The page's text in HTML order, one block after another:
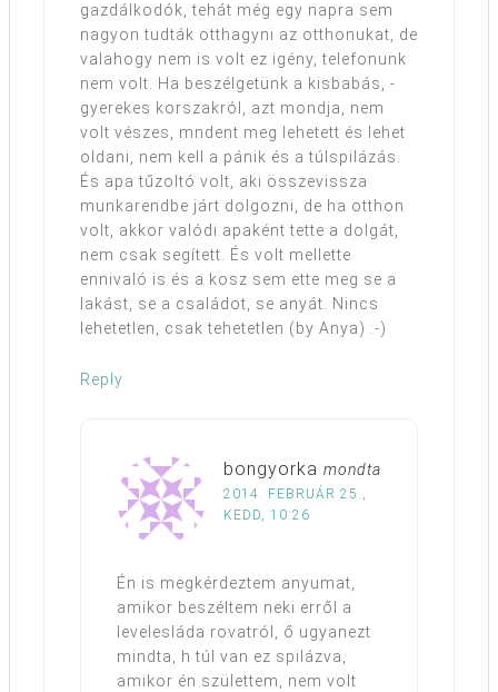
gazdálkodók, tehát még egy napra sem
nagyon tudták otthagyni az otthonukat, de
valahogy nem is volt ez igény, telefonunk
nem volt. Ha beszélgetünk a kisbabás, -
gyerekes korszakról, azt mondja, nem
volt vészes, mndent meg lehetett és lehet
oldani, nem kell a pánik és a túlspilázás.
És apa tűzoltó volt, aki összevissza
munkarendbe járt dolgozni, de ha otthon
volt, akkor valódi apaként tette a dolgát,
nem csak segített. És volt mellette
ennivaló is és a kosz sem ette meg se a
lakást, se a családot, se anyát. Nincs
lehetetlen, csak tehetetlen (by Anya) :-)
Reply
bongyorka mondta
2014. FEBRUÁR 25.,
KEDD, 10:26
Én is megkérdeztem anyumat,
amikor beszéltem neki erről a
levelesláda rovatról, ő ugyanezt
mindta, h túl van ez spilázva,
amikor én születtem, nem volt